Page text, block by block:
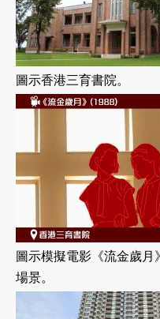
圖示香港三育書院。
圖示模擬電影《流金歲
場景。